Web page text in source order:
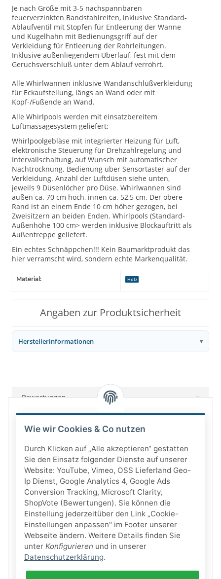
Je nach Größe mit 3-5 nachspannbaren
feuerverzinkten Bandstahlreifen, inklusive Standard-
Ablaufventil mit Stopfen für Entleerung der Wanne
und Kugelhahn mit Bedienungsgriff auf der
Verkleidung für Entleerung der Rohrleitungen.
Inklusive außenliegendem Überlauf, fest mit dem
Geruchsverschluß unter dem Ablauf verrohrt.
Alle Whirlwannen inklusive Wandanschlußverkleidung
für Eckaufstellung, längs an Wand oder mit
Kopf-/Fußende an Wand.
Alle Whirlpools werden mit einsatzbereitem
Luftmassagesystem geliefert:
Whirlpoolgebläse mit integrierter Heizung für Luft,
elektronische Steuerung für Drehzahlregelung und
Intervallschaltung, auf Wunsch mit automatischer
Nachtrocknung. Bedienung über Sensortaster auf der
Verkleidung. Anzahl der Luftdüsen siehe unten,
jeweils 9 Düsenlöcher pro Düse. Whirlwannen sind
außen ca. 70 cm hoch, innen ca. 52,5 cm. Der obere
Rand ist an einem Ende 10 cm höher gezogen, bei
Zweisitzern an beiden Enden. Whirlpools (Standard-
Außenhöhe 100 cm> werden inklusive Blockauftritt als
Außentreppe geliefert.
Ein echtes Schnäppchen!!! Kein Baumarktprodukt das
hier verramscht wird, sondern echte Markenqualität.
Material: Holz
Angaben zur Produktsicherheit
Herstellerinformationen
Bewertungen
Wie wir Cookies & Co nutzen
Durch Klicken auf „Alle akzeptieren“ gestatten
Sie den Einsatz folgender Dienste auf unserer
Website: YouTube, Vimeo, OSS Lieferland Geo-
Ip Dienst, Google Analytics 4, Google Ads
Conversion Tracking, Microsoft Clarity,
ShopVote (Bewertungen). Sie können die
Einstellung jederzeitüber den Link „Cookie-
Einstellungen anpassen" im Footer unserer
Webseite ändern. Weitere Details finden Sie
unter Konfigurieren und in unserer
Datenschutzerklärung.